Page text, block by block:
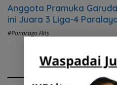
Anggota Pramuka
ini Juara 3 Liga-4
#Ponorogo Hits